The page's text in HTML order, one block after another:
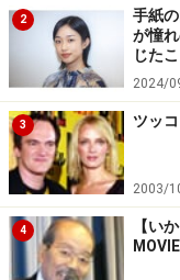
2
手紙
が憧
じた
2024/
3 ツッ
2003/
4
【い